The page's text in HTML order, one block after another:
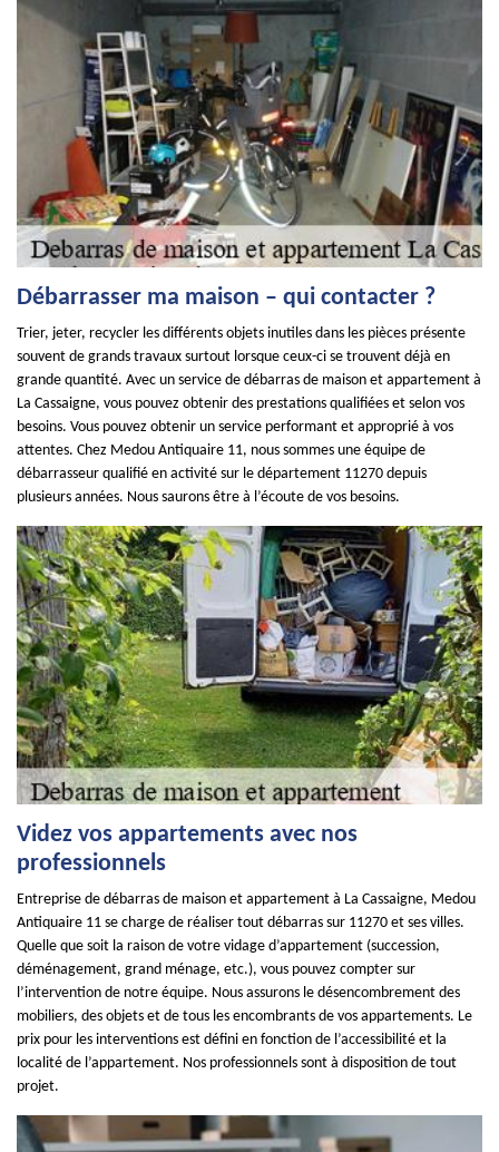
Débarrasser ma maison – qui contacter ?
Trier, jeter, recycler les différents objets inutiles dans les pièces présente
souvent de grands travaux surtout lorsque ceux-ci se trouvent déjà en
grande quantité. Avec un service de débarras de maison et appartement à
La Cassaigne, vous pouvez obtenir des prestations qualifiées et selon vos
besoins. Vous pouvez obtenir un service performant et approprié à vos
attentes. Chez Medou Antiquaire 11, nous sommes une équipe de
débarrasseur qualifié en activité sur le département 11270 depuis
plusieurs années. Nous saurons être à l’écoute de vos besoins.
Videz vos appartements avec nos
professionnels
Entreprise de débarras de maison et appartement à La Cassaigne, Medou
Antiquaire 11 se charge de réaliser tout débarras sur 11270 et ses villes.
Quelle que soit la raison de votre vidage d’appartement (succession,
déménagement, grand ménage, etc.), vous pouvez compter sur
l’intervention de notre équipe. Nous assurons le désencombrement des
mobiliers, des objets et de tous les encombrants de vos appartements. Le
prix pour les interventions est défini en fonction de l’accessibilité et la
localité de l’appartement. Nos professionnels sont à disposition de tout
projet.